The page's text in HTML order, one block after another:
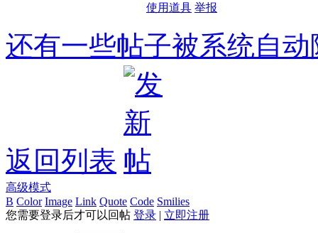
使用道具 举报
还有一些帖子被系统自
返回列表
高级模式
B Color Image Link Quote Code Smilies
您需要登录后才可以回帖 登录 | 立即注册